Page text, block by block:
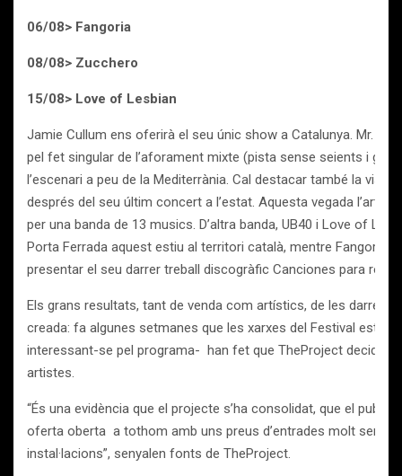
06/08> Fangoria
08/08> Zucchero
15/08> Love of Lesbian
Jamie Cullum ens oferirà el seu únic show a Catalunya. Mr.
pel fet singular de l’aforament mixte (pista sense seients i
l’escenari a peu de la Mediterrània. Cal destacar també la
després del seu últim concert a l’estat. Aquesta vegada
per una banda de 13 musics. D’altra banda, UB40 i Love of
Porta Ferrada aquest estiu al territori català, mentre Fangoria
presentar el seu darrer treball discogràfic Canciones para
Els grans resultats, tant de venda com artístics, de les darreres
creada: fa algunes setmanes que les xarxes del Festival estan
interessant-se pel programa- han fet que TheProject decideixi
artistes.
“És una evidència que el projecte s’ha consolidat, que el public
oferta oberta a tothom amb uns preus d’entrades molt
instal·lacions”, senyalen fonts de TheProject.